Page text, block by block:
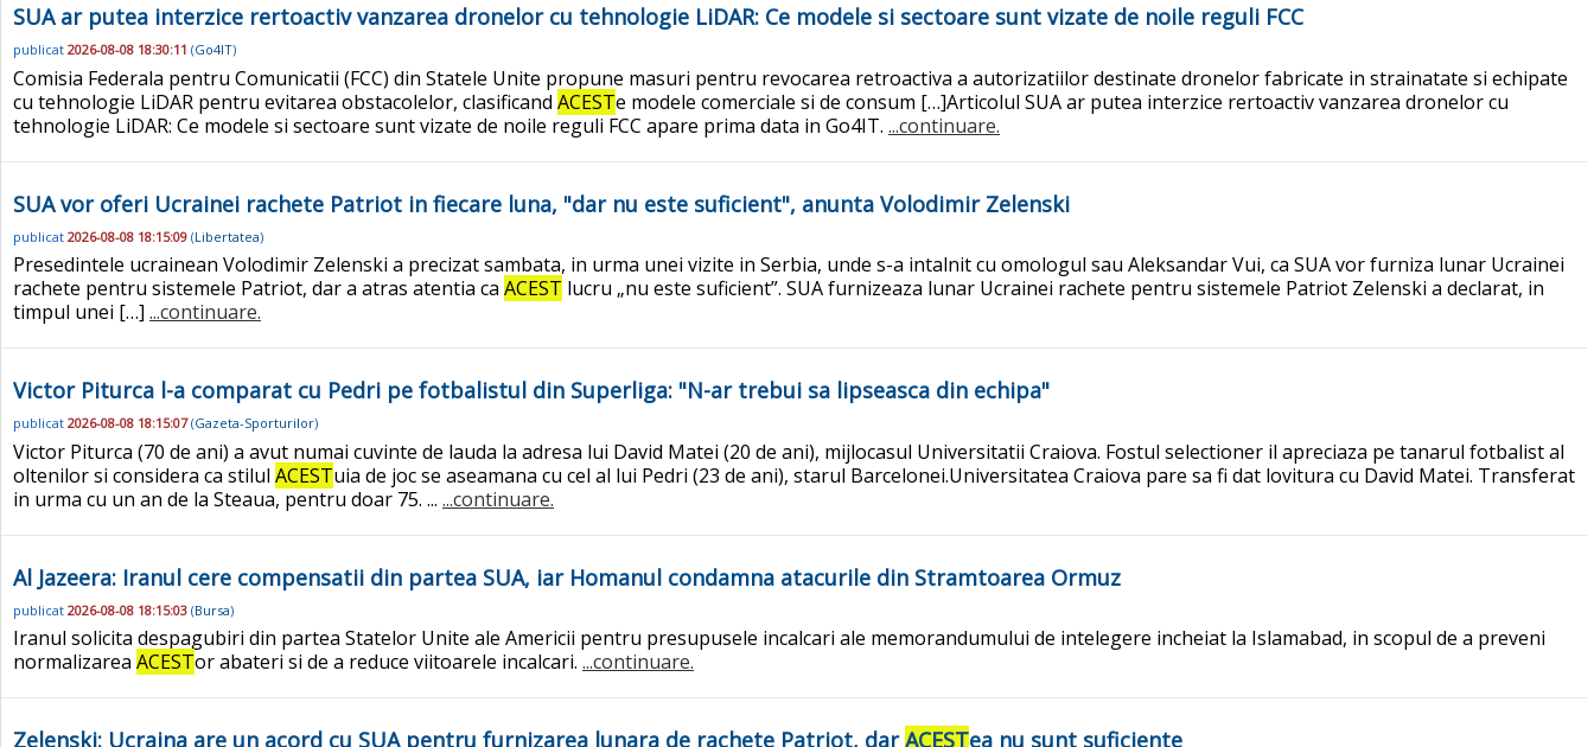
SUA ar putea interzice rertoactiv vanzarea dronelor cu tehnologie LiDAR: Ce modele si sectoare sunt vizate de noile reguli FCC
publicat 2026-08-08 18:30:11 (Go4IT)
Comisia Federala pentru Comunicatii (FCC) din Statele Unite propune masuri pentru revocarea retroactiva a autorizatiilor destinate dronelor fabricate in strainatate si echipate
cu tehnologie LiDAR pentru evitarea obstacolelor, clasificand ACESTe modele comerciale si de consum […]Articolul SUA ar putea interzice rertoactiv vanzarea dronelor cu
tehnologie LiDAR: Ce modele si sectoare sunt vizate de noile reguli FCC apare prima data in Go4IT. ...continuare.
SUA vor oferi Ucrainei rachete Patriot in fiecare luna, "dar nu este suficient", anunta Volodimir Zelenski
publicat 2026-08-08 18:15:09 (Libertatea)
Presedintele ucrainean Volodimir Zelenski a precizat sambata, in urma unei vizite in Serbia, unde s-a intalnit cu omologul sau Aleksandar Vui, ca SUA vor furniza lunar Ucrainei
rachete pentru sistemele Patriot, dar a atras atentia ca ACEST lucru „nu este suficient”. SUA furnizeaza lunar Ucrainei rachete pentru sistemele Patriot Zelenski a declarat, in
timpul unei […] ...continuare.
Victor Piturca l-a comparat cu Pedri pe fotbalistul din Superliga: "N-ar trebui sa lipseasca din echipa"
publicat 2026-08-08 18:15:07(Gazeta-Sporturilor)
Victor Piturca (70 de ani) a avut numai cuvinte de lauda la adresa lui David Matei (20 de ani), mijlocasul Universitatii Craiova. Fostul selectioner il apreciaza pe tanarul fotbalist al
oltenilor si considera ca stilul ACESTuia de joc se aseamana cu cel al lui Pedri (23 de ani), starul Barcelonei.Universitatea Craiova pare sa fi dat lovitura cu David Matei. Transferat
in urma cu un an de la Steaua, pentru doar 75. ... ...continuare.
Al Jazeera: Iranul cere compensatii din partea SUA, iar Homanul condamna atacurile din Stramtoarea Ormuz
publicat 2026-08-08 18:15:03 (Bursa)
Iranul solicita despagubiri din partea Statelor Unite ale Americii pentru presupusele incalcari ale memorandumului de intelegere incheiat la Islamabad, in scopul de a preveni
normalizarea ACESTor abateri si de a reduce viitoarele incalcari. ...continuare.
Zelenski: Ucraina are un acord cu SUA pentru furnizarea lunara de rachete Patriot, darACESTea nu sunt suficiente